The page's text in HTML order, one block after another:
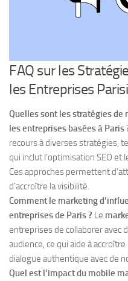
FAQ sur les
les Entreprises
Quelles sont les stratégies de
les entreprises basées à Paris
recours à diverses stratégies,
qui inclut l’optimisation SEO et
Ces approches permettent
d’accroître la visibilité.
Comment le marketing
entreprises de Paris ? Le
entreprises de collaborer avec
audience, ce qui aide à
dialogue authentique avec de
Quel est l’impact du mobile